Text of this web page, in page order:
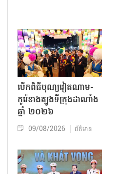
បើកពិធីបុណ្យវៀតណាម-
កូរ៉េខាងត្បូងទីក្រុងដាណាំង
ឆ្នាំ ២០២៦
09/08/2026 ព័ត៌មាន